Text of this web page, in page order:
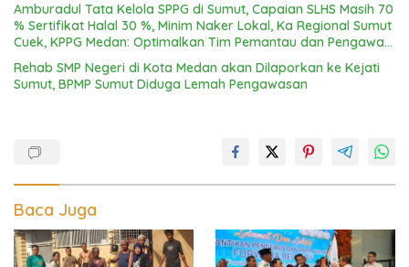
Amburadul Tata Kelola SPPG di Sumut, Capaian SLHS Masih 70
% Sertifikat Halal 30 %, Minim Naker Lokal, Ka Regional Sumut
Cuek, KPPG Medan: Optimalkan Tim Pemantau dan Pengawas
MBG
Rehab SMP Negeri di Kota Medan akan Dilaporkan ke Kejati
Sumut, BPMP Sumut Diduga Lemah Pengawasan
Baca Juga